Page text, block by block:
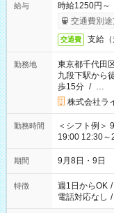
給与
時給1250円～
交通費別途
交通費 支給（
勤務地
東京都千代田
九段下駅から
歩15分 / …
株式会社ラ
勤務時間
＜シフト例＞
19:00 12:30～22:00 上記の時間から好きな時
時間は変更と
期間 9月8日・9日
特徴 週1日からOK /
電話対応なし /